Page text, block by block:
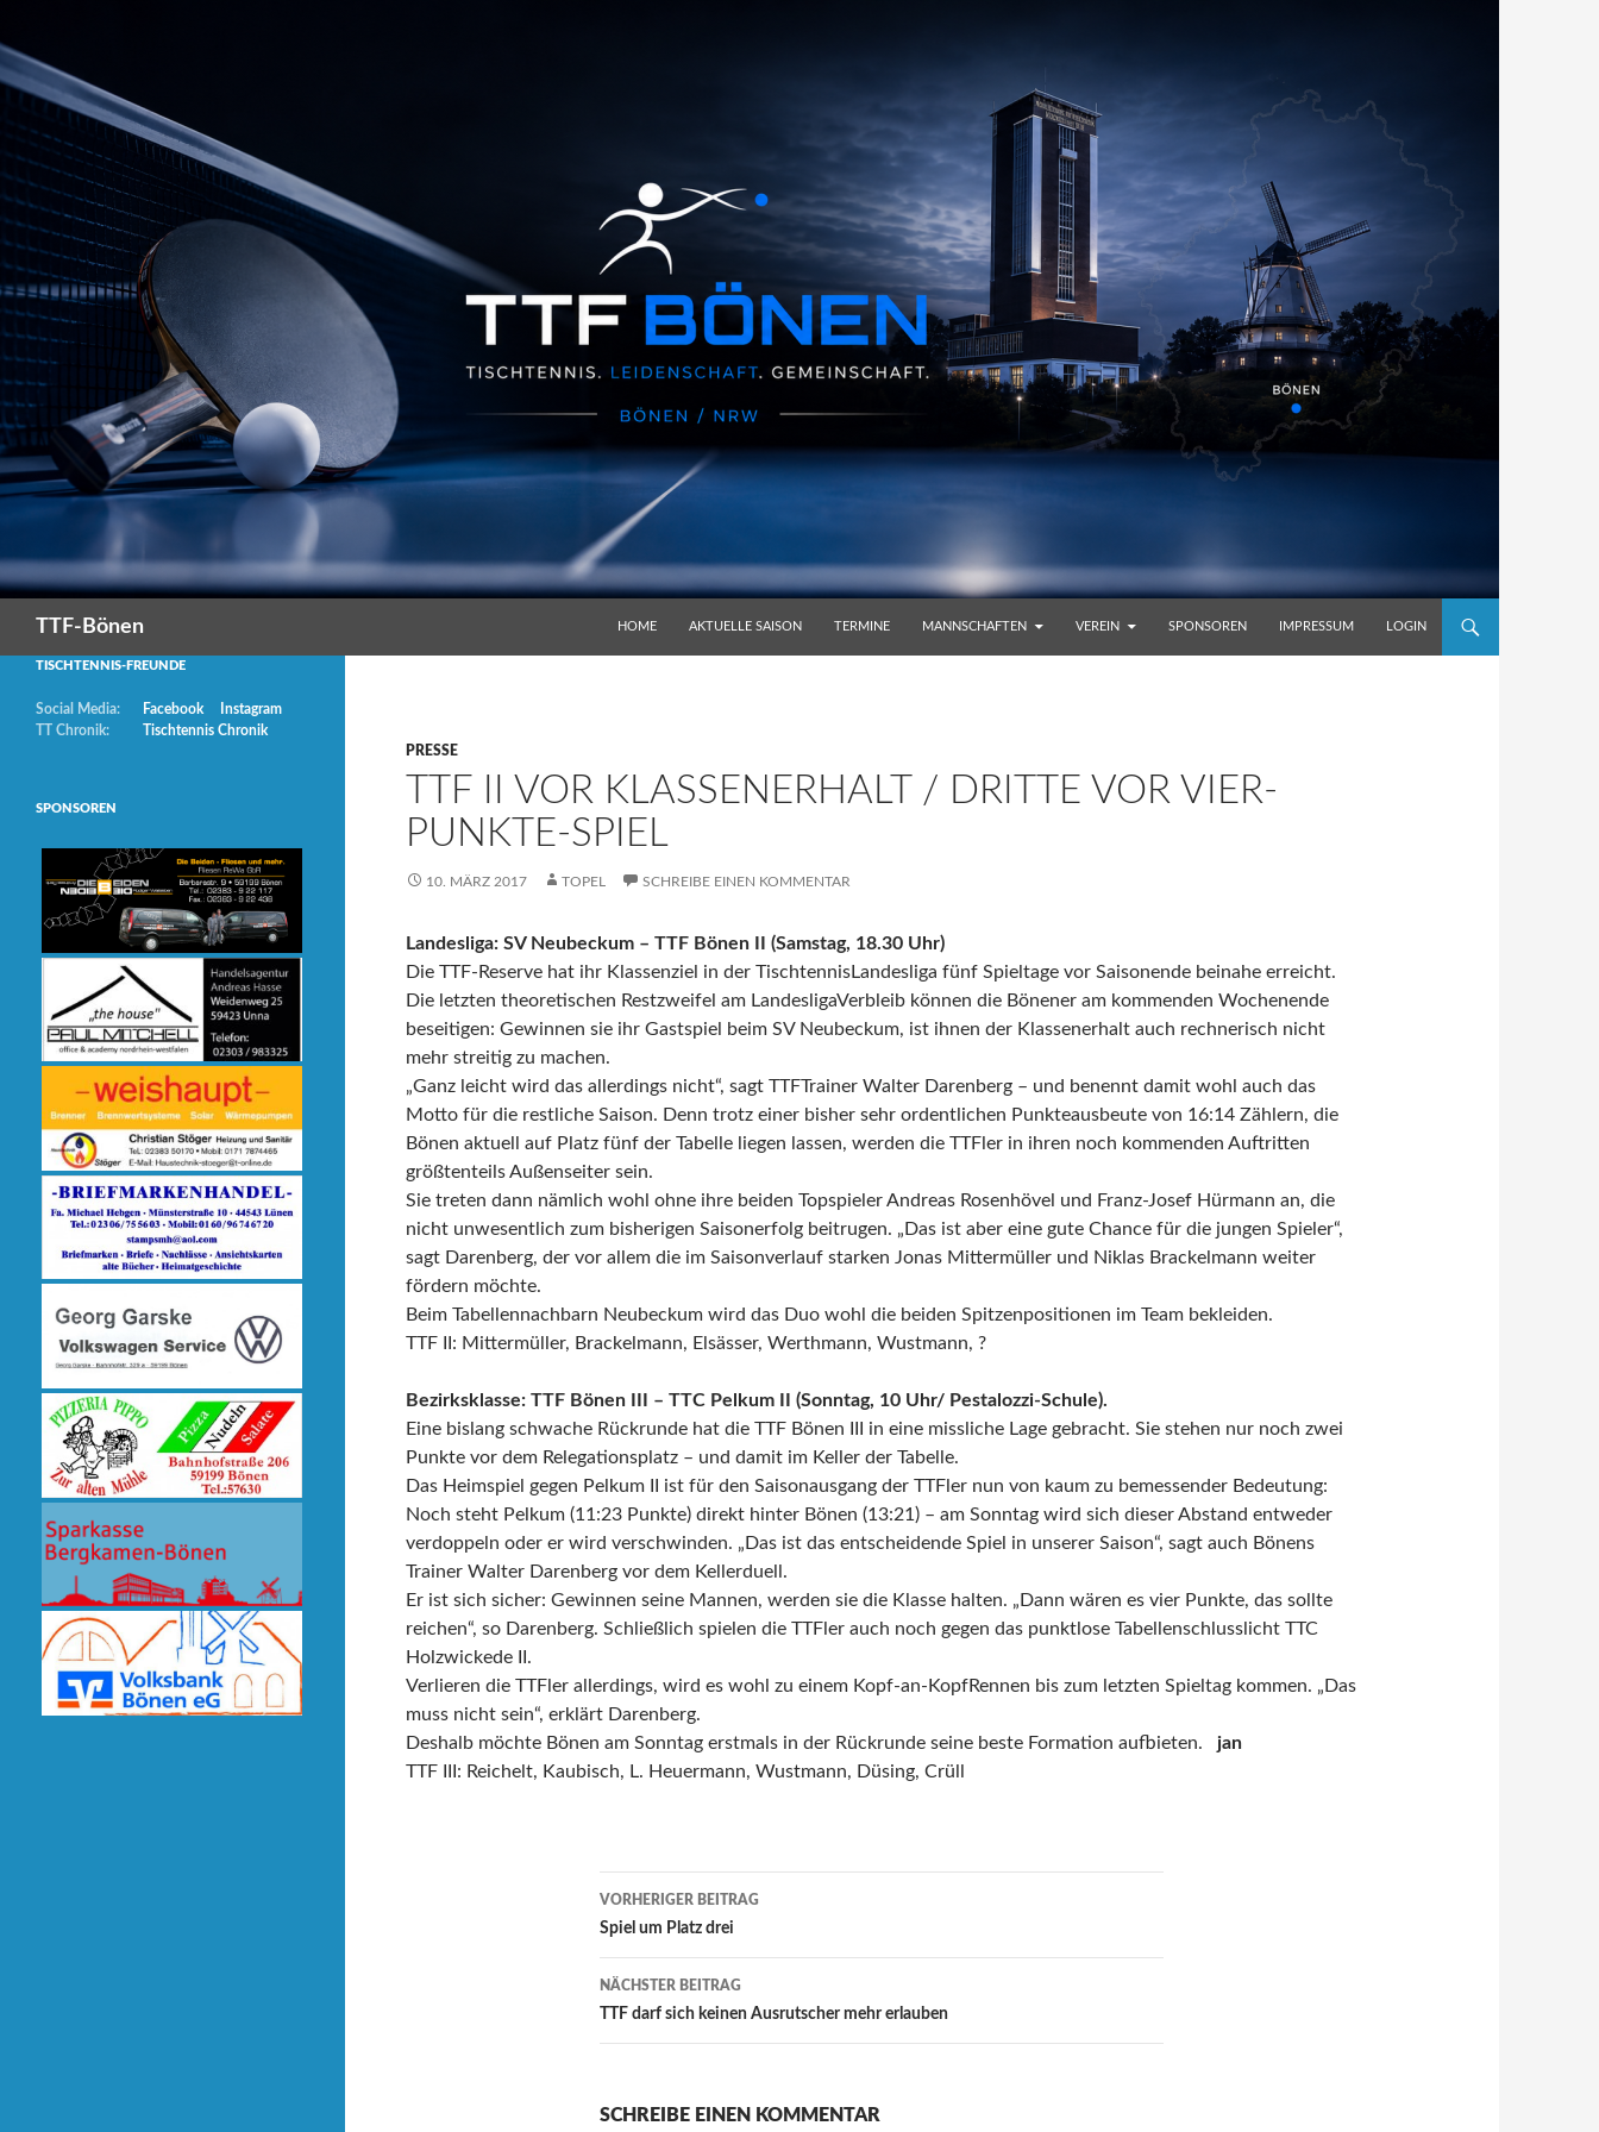
TTF-Bönen
HOME
AKTUELLE SAISON TERMINE MANNSCHAFTEN VEREIN SPONSOREN IMPRESSUM LOGIN
PRESSE
TTF II VOR KLASSENERHALT / DRITTE VOR VIER-
PUNKTE-SPIEL
10. MÄRZ 2017 TOPEL SCHREIBE EINEN KOMMENTAR
Landesliga: SV Neubeckum – TTF Bönen II (Samstag, 18.30 Uhr)
Die TTF-Reserve hat ihr Klassenziel in der TischtennisLandesliga fünf Spieltage vor Saisonende beinahe erreicht.
Die letzten theoretischen Restzweifel am LandesligaVerbleib können die Bönener am kommenden Wochenende
beseitigen: Gewinnen sie ihr Gastspiel beim SV Neubeckum, ist ihnen der Klassenerhalt auch rechnerisch nicht
mehr streitig zu machen.
„Ganz leicht wird das allerdings nicht“, sagt TTFTrainer Walter Darenberg – und benennt damit wohl auch das
Motto für die restliche Saison. Denn trotz einer bisher sehr ordentlichen Punkteausbeute von 16:14 Zählern, die
Bönen aktuell auf Platz fünf der Tabelle liegen lassen, werden die TTFler in ihren noch kommenden Auftritten
größtenteils Außenseiter sein.
Sie treten dann nämlich wohl ohne ihre beiden Topspieler Andreas Rosenhövel und Franz-Josef Hürmann an, die
nicht unwesentlich zum bisherigen Saisonerfolg beitrugen. „Das ist aber eine gute Chance für die jungen Spieler“,
sagt Darenberg, der vor allem die im Saisonverlauf starken Jonas Mittermüller und Niklas Brackelmann weiter
fördern möchte.
Beim Tabellennachbarn Neubeckum wird das Duo wohl die beiden Spitzenpositionen im Team bekleiden.
TTF II: Mittermüller, Brackelmann, Elsässer, Werthmann, Wustmann, ?
Bezirksklasse: TTF Bönen III – TTC Pelkum II (Sonntag, 10 Uhr/ Pestalozzi-Schule).
Eine bislang schwache Rückrunde hat die TTF Bönen III in eine missliche Lage gebracht. Sie stehen nur noch zwei
Punkte vor dem Relegationsplatz – und damit im Keller der Tabelle.
Das Heimspiel gegen Pelkum II ist für den Saisonausgang der TTFler nun von kaum zu bemessender Bedeutung:
Noch steht Pelkum (11:23 Punkte) direkt hinter Bönen (13:21) – am Sonntag wird sich dieser Abstand entweder
verdoppeln oder er wird verschwinden. „Das ist das entscheidende Spiel in unserer Saison“, sagt auch Bönens
Trainer Walter Darenberg vor dem Kellerduell.
Er ist sich sicher: Gewinnen seine Mannen, werden sie die Klasse halten. „Dann wären es vier Punkte, das sollte
reichen“, so Darenberg. Schließlich spielen die TTFler auch noch gegen das punktlose Tabellenschlusslicht TTC
Holzwickede II.
Verlieren die TTFler allerdings, wird es wohl zu einem Kopf-an-KopfRennen bis zum letzten Spieltag kommen. „Das
muss nicht sein“, erklärt Darenberg.
Deshalb möchte Bönen am Sonntag erstmals in der Rückrunde seine beste Formation aufbieten.
jan
TTF III: Reichelt, Kaubisch, L. Heuermann, Wustmann, Düsing, Crüll
Beitrags-
Navigation
VORHERIGER BEITRAG
Spiel um Platz drei
NÄCHSTER BEITRAG
TTF darf sich keinen Ausrutscher mehr erlauben
SCHREIBE EINEN KOMMENTAR
TISCHTENNIS-FREUNDE
Social Media: Facebook
Instagram
TT Chronik:
Tischtennis Chronik
SPONSOREN